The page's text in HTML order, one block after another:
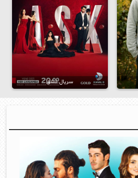
سریال عشق